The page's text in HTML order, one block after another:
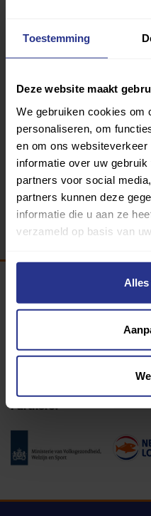
Toestemming
Deze website maakt
We gebruiken cookies om
personaliseren, om
en om ons
informatie over uw
partners voor social
partners kunnen deze
informatie die u aan ze
verzameld op basis van
Alles
Sport, spel en
Heliomare
Programma van:
Partners: